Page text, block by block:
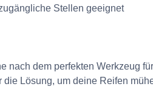
Stellen geeignet
nach dem perfekten Werkzeug
die Lösung, um deine Reifen